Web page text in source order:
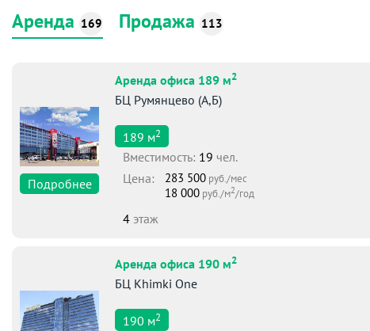
Аренда 169 Продажа 113
Подробнее
Аренда офиса 189 м2
БЦ Румянцево (А,Б)
189 м2
Вместимоcть: 19 чел.
Цена:
283 500 руб./мес
18 000 руб./м2/год
4 этаж
Аренда офиса 190 м2
БЦ Khimki One
190 м2